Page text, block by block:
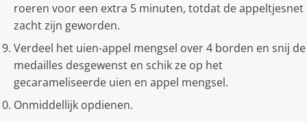
roeren voor een extra 5 minuten, totdat de appeltjesnet
zacht zijn geworden.
Verdeel het uien-appel mengsel over 4 borden en snij de
medailles desgewenst en schik ze op het
gecarameliseerde uien en appel mengsel.
Onmiddellijk opdienen.